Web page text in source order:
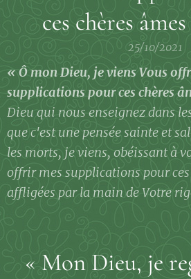
ces chères
25/10/2021
« Ô mon Dieu, je viens Vous
supplications pour ces chères
Dieu qui nous enseignez dans
que c'est une pensée sainte et
les morts, je viens, obéissant à
offrir mes supplications pour ces
affligées par la main de Votre
« Mon Dieu, je